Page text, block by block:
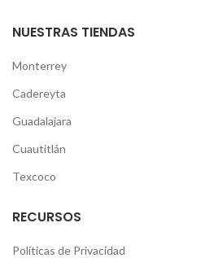
NUESTRAS TIENDAS
Monterrey
Cadereyta
Guadalajara
Cuautitlán
Texcoco
RECURSOS
Políticas de Privacidad